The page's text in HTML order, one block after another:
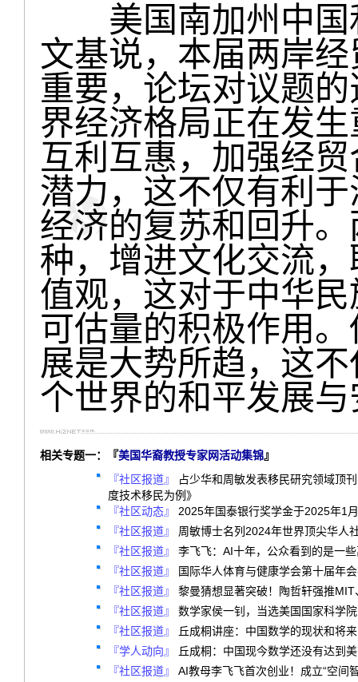
美国南加州中国
文基说，本届两岸
重要，论坛对议题
界经济格局正在发
互利互惠，加强经
潜力，这不仅有利
经济的复苏和回升
种，增进文化交流
值观，这对于中华
可估量的积极作用
展是大势所趋，这
个世界的和平发展
相关专题一：『美国华裔教授专家网活动集锦』
『社区报道』
占少华和周敏发表移民研究领域顶
度技术移民为例》
『社区动态』
2025年国泰银行奖学金于2025年1
『社区报道』
周敏博士名列2024年世界顶尖华人
『社区报道』
李飞飞：AI十年，公众看到的是一
『社区报道』
国际华人体育与健康学会第十届年
『社区报道』
黎曼猜想显著突破！陶哲轩强推
『社区报道』
数学家侯一钊，当选美国国家科学
『社区报道』
丘成桐讲座：中国数学的现状和将来
『学人动向』
丘成桐：中国现今数学还没有达到
『社区报道』
AI教母李飞飞首次创业！成立“空间